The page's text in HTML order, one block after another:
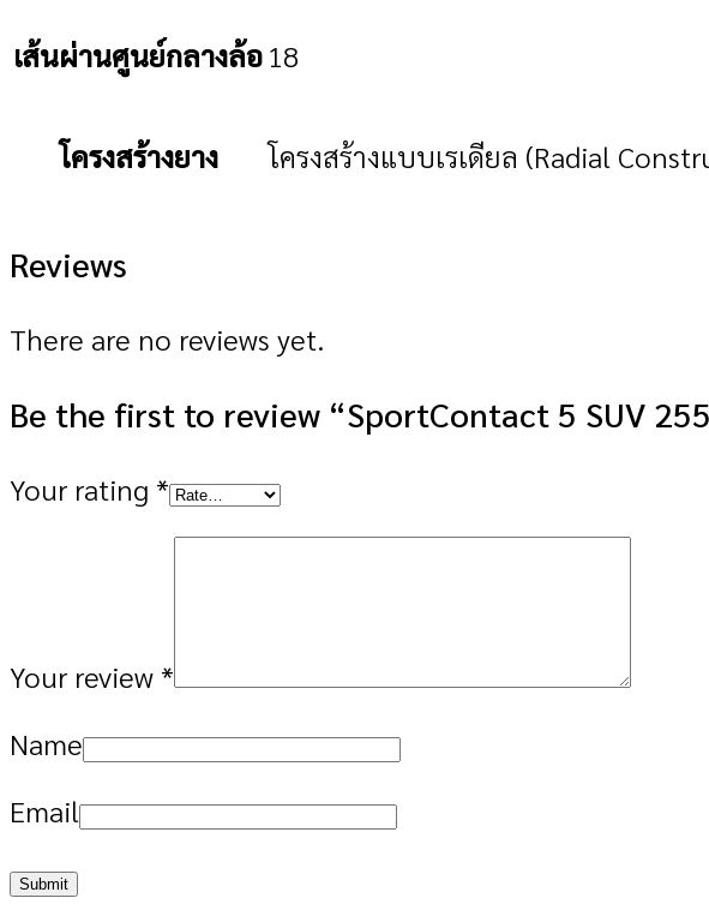
เส้นผ่านศูนย์กลางล้อ18
โครงสร้างยาง โครงสร้างแบบเรเดียล (Radial
Reviews
There are no reviews yet.
Be the first to review “SportContact 5 SUV
Your rating *
Your review *
Name
Email